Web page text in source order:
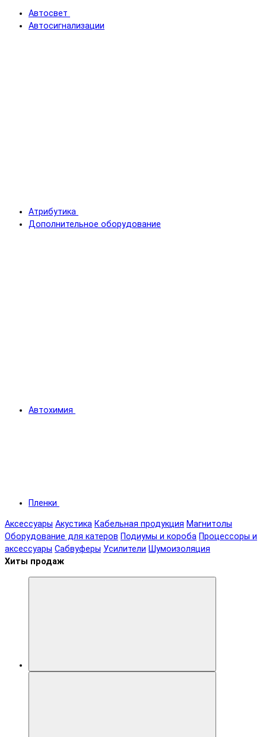
Автосвет
Автосигнализации
Атрибутика
Дополнительное оборудование
Автохимия
Пленки
Аксессуары Акустика Кабельная продукция Магнитолы
Оборудование для катеров Подиумы и короба Процессоры и
аксессуары Сабвуферы Усилители Шумоизоляция
Хиты продаж